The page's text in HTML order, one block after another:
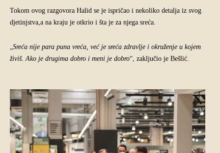
Tokom ovog razgovora Halid se je ispričao i nekoliko detalja iz svog
djetinjstva,a na kraju je otkrio i šta je za njega sreća.
Sreća nije para puna vreća, već je sreća zdravlje i okruženje u kojem
živiš. Ako je drugima dobro i meni je dobro“, zaključio je Bešlić.